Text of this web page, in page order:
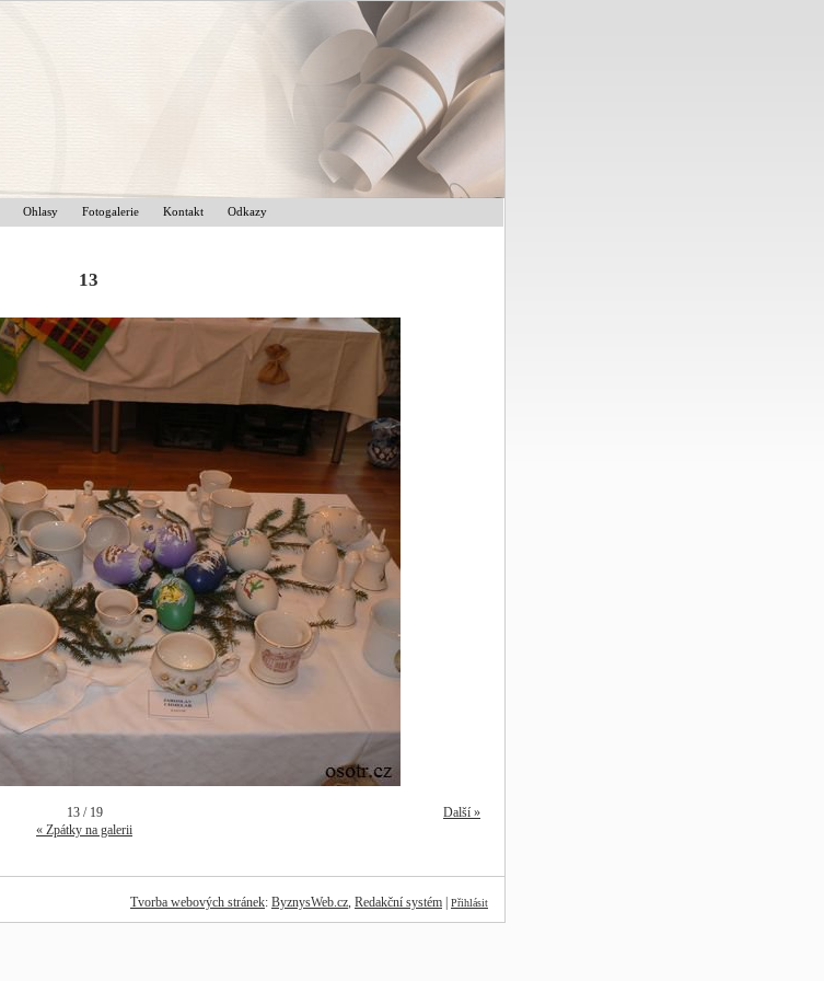
Ohlasy Fotogalerie Kontakt Odkazy
13
13 / 19
Další »
« Zpátky na galerii
Tvorba webových stránek: ByznysWeb.cz, Redakční systém Přihlásit